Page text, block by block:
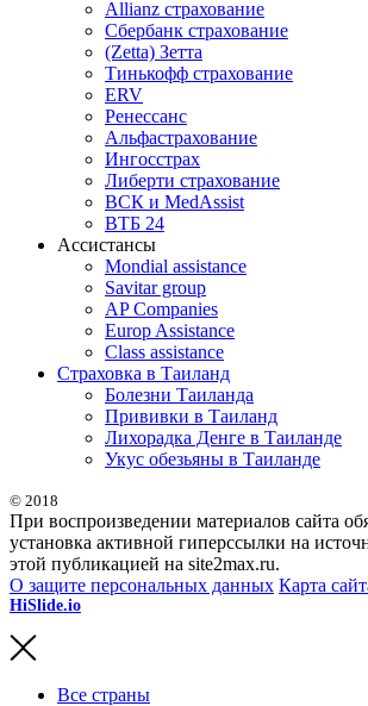
Allianz страхование
Сбербанк страхование
(Zetta) Зетта
Тинькофф страхование
ERV
Ренессанс
Альфастрахование
Ингосстрах
Либерти страхование
ВСК и MedAssist
ВТБ 24
Ассистансы
Mondial assistance
Savitar group
AP Companies
Europ Assistance
Class assistance
Страховка в Таиланд
Болезни Таиланда
Прививки в Таиланд
Лихорадка Денге в Таиланде
Укус обезьяны в Таиланде
© 2018
При воспроизведении материалов сайта
установка активной гиперссылки на
этой публикацией на site2max.ru.
О защите персональных данных Карта
HiSlide.io
Все страны